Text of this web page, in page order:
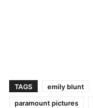
TAGS emily blunt
paramount pictures